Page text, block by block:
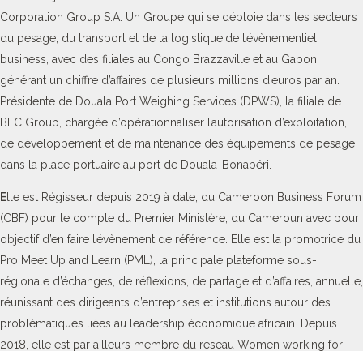
Corporation Group S.A. Un Groupe qui se déploie dans les secteurs
du pesage, du transport et de la logistique,de l’évènementiel
business, avec des filiales au Congo Brazzaville et au Gabon,
générant un chiffre d’affaires de plusieurs millions d’euros par an.
Présidente de Douala Port Weighing Services (DPWS), la filiale de
BFC Group, chargée d’opérationnaliser l’autorisation d’exploitation,
de développement et de maintenance des équipements de pesage
dans la place portuaire au port de Douala-Bonabéri.
E lle est Régisseur depuis 2019 à date, du Cameroon Business Forum
(CBF) pour le compte du Premier Ministère, du Cameroun avec pour
objectif d’en faire l’évènement de référence. Elle est la promotrice du
Pro Meet Up and Learn (PML), la principale plateforme sous-
régionale d’échanges, de réflexions, de partage et d’affaires, annuelle,
réunissant des dirigeants d’entreprises et institutions autour des
problématiques liées au leadership économique africain. Depuis
2018, elle est par ailleurs membre du réseau Women working for